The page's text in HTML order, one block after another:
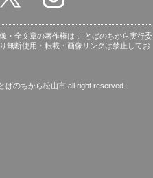
・全文章の著作権は ことばのちから実行委
無断使用・転載・画像リンクは禁止してお
ばのちから松山市 all right reserved.